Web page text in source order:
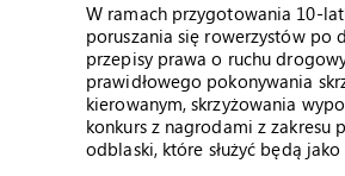
W ramach przygotowania 10-
poruszania się rowerzystów po
przepisy prawa o ruchu
prawidłowego pokonywania
kierowanym, skrzyżowania
konkurs z nagrodami z zakresu
odblaski, które służyć będą